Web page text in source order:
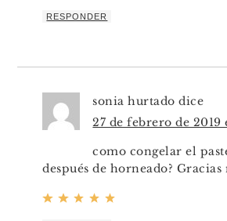
RESPONDER
sonia hurtado dice
27 de febrero de 2019
como congelar el
después de horneado? Gracias